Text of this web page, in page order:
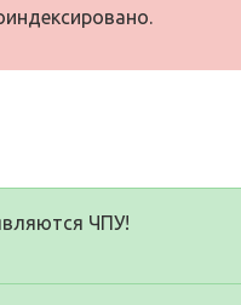
ЧПУ!